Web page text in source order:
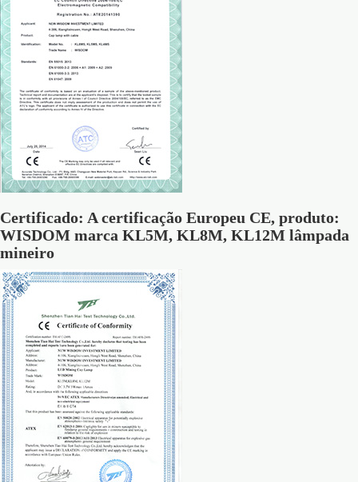
Certificado: A certificação Europeu CE, produto:
WISDOM marca KL5M, KL8M, KL12M lâmpada
mineiro